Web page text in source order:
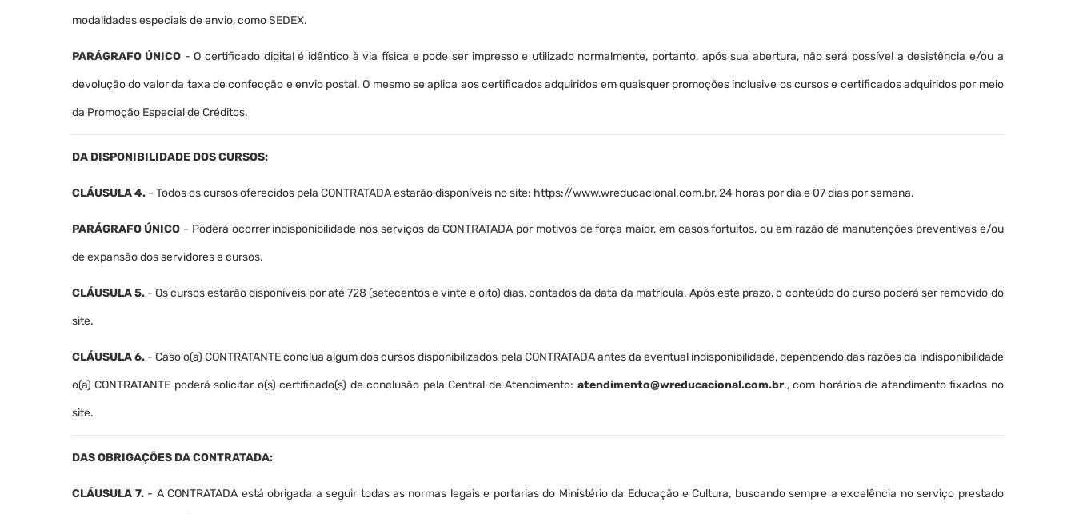
modalidades especiais de envio, como SEDEX.
PARÁGRAFO ÚNICO - O certificado digital é idêntico à via física e pode ser impresso e utilizado normalmente, portanto, após sua abertura, não será possível a desistência e/ou a
devolução do valor da taxa de confecção e envio postal. O mesmo se aplica aos certificados adquiridos em quaisquer promoções inclusive os cursos e certificados adquiridos por meio
da Promoção Especial de Créditos.
DA DISPONIBILIDADE DOS CURSOS:
CLÁUSULA 4.- Todos os cursos oferecidos pela CONTRATADA estarão disponíveis no site: https://www.wreducacional.com.br, 24 horas por dia e 07 dias por semana.
PARÁGRAFO ÚNICO - Poderá ocorrer indisponibilidade nos serviços da CONTRATADA por motivos de força maior, em casos fortuitos, ou em razão de manutenções preventivas e/ou
de expansão dos servidores e cursos.
CLÁUSULA 5.- Os cursos estarão disponíveis por até 728 (setecentos e vinte e oito) dias, contados da data da matrícula. Após este prazo, o conteúdo do curso poderá ser removido do
site.
CLÁUSULA 6.- Caso o(a) CONTRATANTE conclua algum dos cursos disponibilizados pela CONTRATADA antes da eventual indisponibilidade, dependendo das razões da indisponibilidade
o(a) CONTRATANTE poderá solicitar o(s) certificado(s) de conclusão pela Central de Atendimento: atendimento@wreducacional.com.br., com horários de atendimento fixados no
site.
DAS OBRIGAÇÕES DA CONTRATADA:
CLÁUSULA 7.- A CONTRATADA está obrigada a seguir todas as normas legais e portarias do Ministério da Educação e Cultura, buscando sempre a excelência no serviço prestado